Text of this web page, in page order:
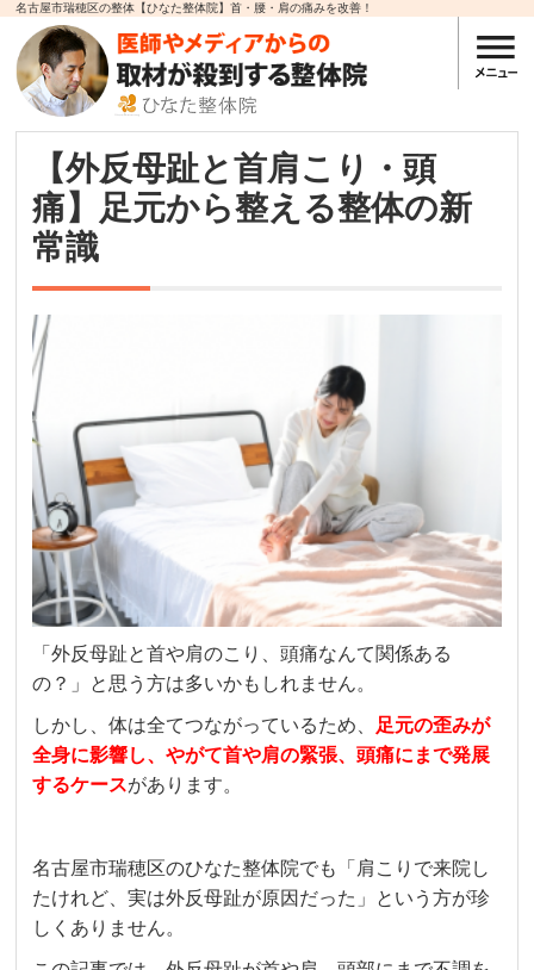
名古屋市瑞穂区の整体【ひなた整体院】首・腰・肩の痛みを改善！
【外反母趾と首肩こり・頭
痛】足元から整える整体の新
常識
「外反母趾と首や肩のこり、頭痛なんて関係ある
の？」と思う方は多いかもしれません。
しかし、体は全てつながっているため、 足元の歪みが
全身に影響し、やがて首や肩の緊張、頭痛にまで発展
するケースがあります。
名古屋市瑞穂区のひなた整体院でも「肩こりで来院し
たけれど、実は外反母趾が原因だった」という方が珍
しくありません。